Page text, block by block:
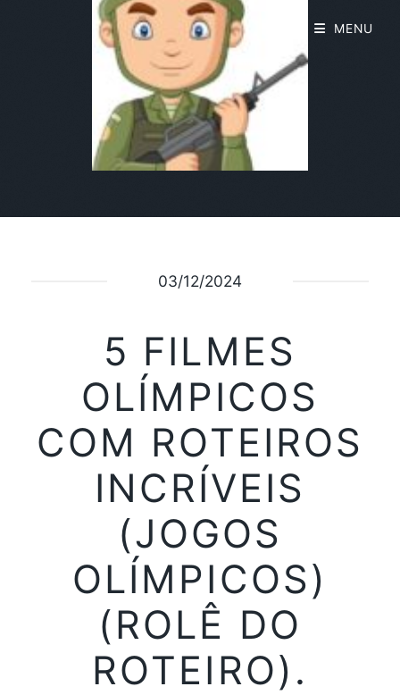
03/12/2024
5 FILMES
OLÍMPICOS
COM ROTEIROS
INCRÍVEIS
(JOGOS
OLÍMPICOS)
(ROLÊ DO
ROTEIRO).
MENU